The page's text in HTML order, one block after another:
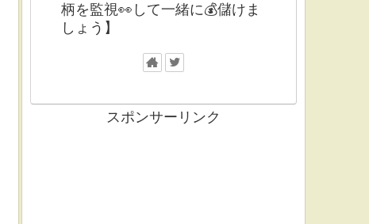
柄を監視👀して一緒に💰儲けま
しょう】
スポンサーリンク